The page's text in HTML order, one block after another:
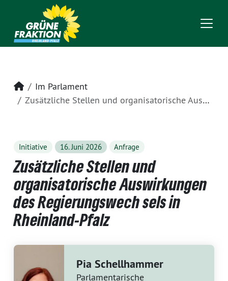
Startseite
Im Parlament
Zusätzliche Stellen und organisatorische Auswirkungen des Regierungswech sels in Rheinland-Pfalz
Initiative 16. Juni 2026 Anfrage
Zusätzliche Stellen und
organisatorische Auswirkungen
des Regierungswech sels in
Rheinland-Pfalz
Pia Schellhammer
Parlamentarische